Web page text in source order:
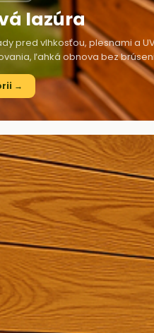
lazúra
pred vlhkosťou, plesnami a
ľahká obnova bez
→